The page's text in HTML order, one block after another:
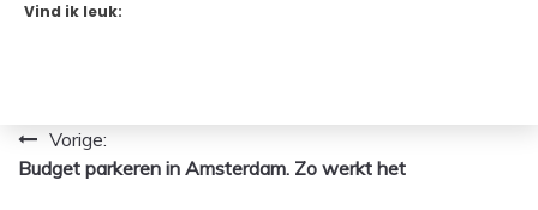
Vind ik leuk:
Bericht
navigatie
Vorige:
Budget parkeren in Amsterdam. Zo werkt het